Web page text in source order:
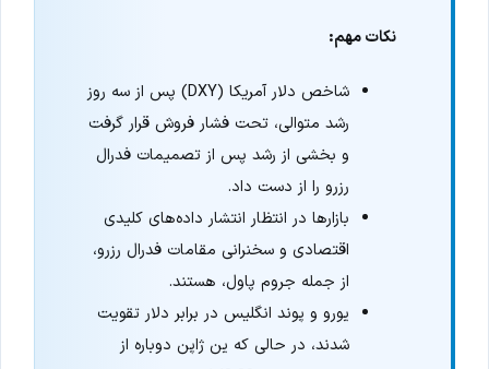
نکات مهم:
شاخص دلار آمریکا (DXY) پس از سه روز
رشد متوالی، تحت فشار فروش قرار گرفت
و بخشی از رشد پس از تصمیمات فدرال
رزرو را از دست داد.
بازارها در انتظار انتشار داده‌های کلیدی
اقتصادی و سخنرانی مقامات فدرال رزرو،
از جمله جروم پاول، هستند.
یورو و پوند انگلیس در برابر دلار تقویت
شدند، در حالی که ین ژاپن دوباره از